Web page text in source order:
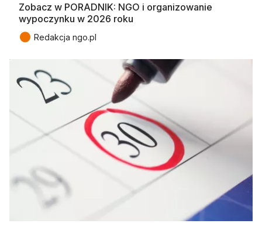
Zobacz w PORADNIK: NGO i organizowanie
wypoczynku w 2026 roku
● Redakcja ngo.pl